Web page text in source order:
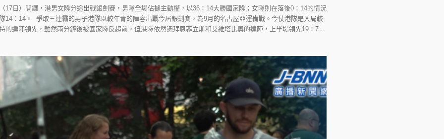
17日）開鑼，港男女隊分途出戰銀劍賽，男隊全場佔據主動權，以36：14大勝國家隊；女隊則在落後0：14的情況
14：14。 爭取三連霸的男子港隊以較年青的陣容出戰今屆銀劍賽，為9月的名古屋亞運備戰。今仗港隊是入局較
的達陣領先，雖然兩分鐘後被國家隊反超前，但港隊依然憑拜恩菲立斯和艾維塔比奧的達陣，上半場領先19：7...